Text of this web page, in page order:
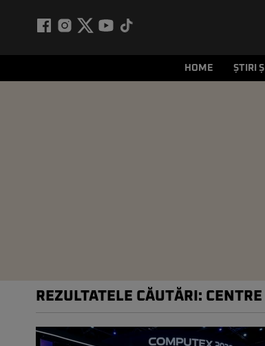
HOME ȘTIRI
REZULTATELE CĂUTĂRI: